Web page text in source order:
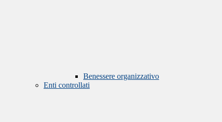
Benessere organizzativo
Enti controllati